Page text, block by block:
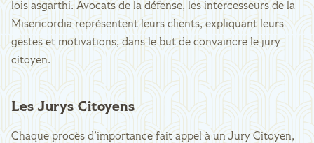
lois asgarthi. Avocats de la défense, les intercesseurs de la
Misericordia représentent leurs clients, expliquant leurs
gestes et motivations, dans le but de convaincre le jury
citoyen.
Les Jurys Citoyens
Chaque procès d’importance fait appel à un Jury Citoyen,